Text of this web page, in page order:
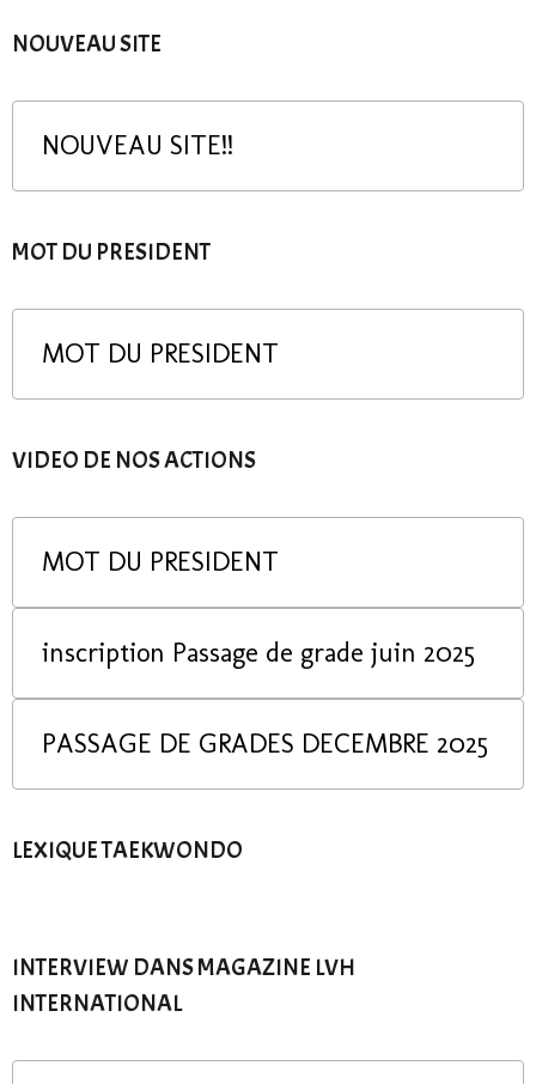
NOUVEAU SITE
NOUVEAU SITE!!
MOT DU PRESIDENT
MOT DU PRESIDENT
VIDEO DE NOS ACTIONS
MOT DU PRESIDENT
inscription Passage de grade juin 2025
PASSAGE DE GRADES DECEMBRE 2025
LEXIQUE TAEKWONDO
INTERVIEW DANS MAGAZINE LVH
INTERNATIONAL